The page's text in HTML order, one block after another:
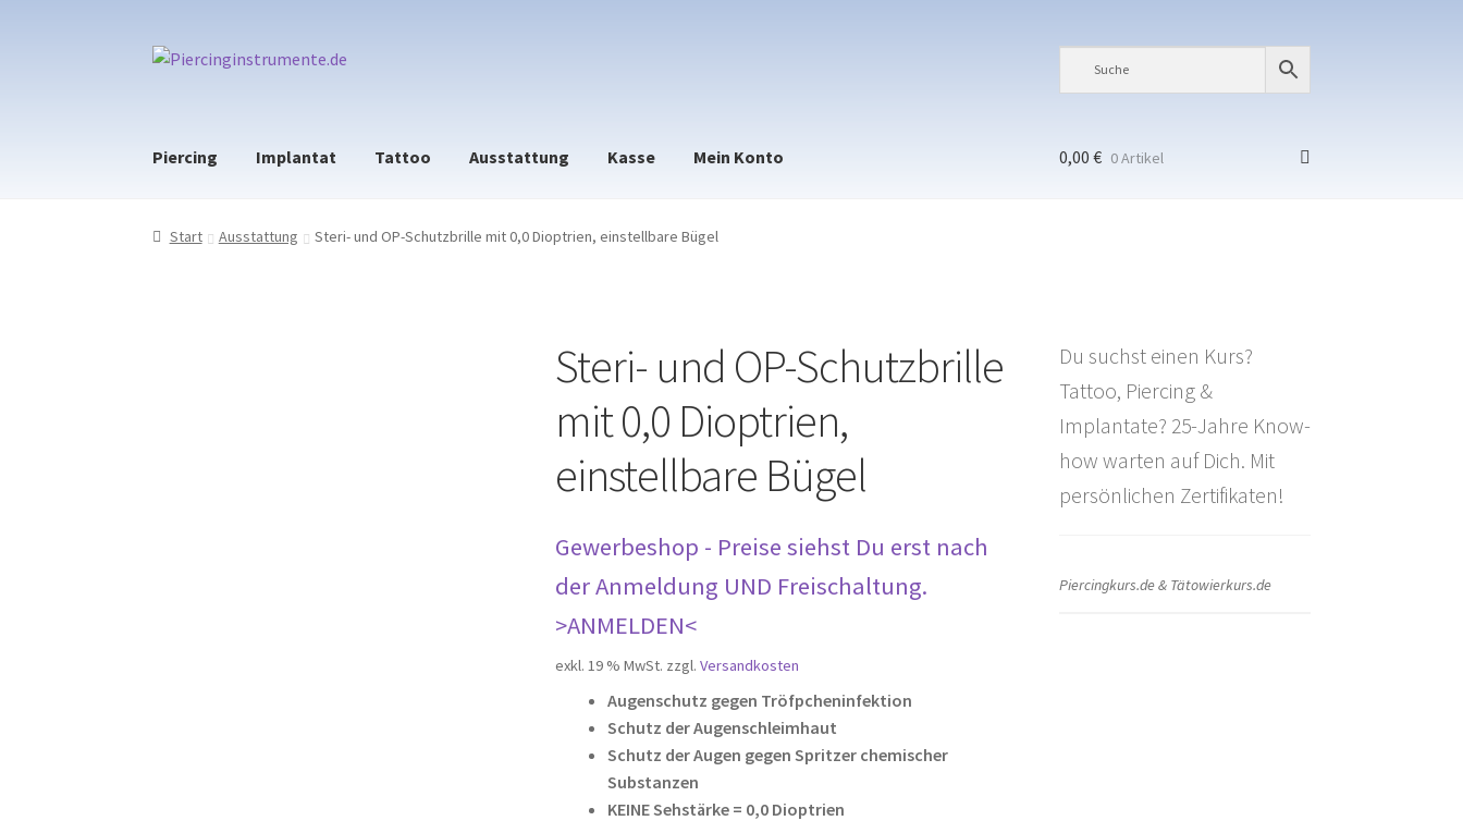
Zur
Zum
Piercing Implantat Tattoo Ausstattung Kasse Mein Konto 0,00 € 0 Artikel
Start Ausstattung Steri- und OP-Schutzbrille mit 0,0 Dioptrien, einstellbare Bügel
Steri- und OP-Schutzbrille
mit 0,0 Dioptrien,
einstellbare Bügel
Gewerbeshop - Preise siehst Du erst nach
der Anmeldung UND Freischaltung.
>ANMELDEN<
exkl. 19 % MwSt. zzgl.Versandkosten
Augenschutz gegen Tröfpcheninfektion
Schutz der Augenschleimhaut
Schutz der Augen gegen Spritzer chemischer
Substanzen
KEINE Sehstärke = 0,0 Dioptrien
Du suchst einen Kurs?
Tattoo, Piercing &
Implantate? 25-Jahre Know-
how warten auf Dich. Mit
persönlichen Zertifikaten!
Piercingkurs.de & Tätowierkurs.de